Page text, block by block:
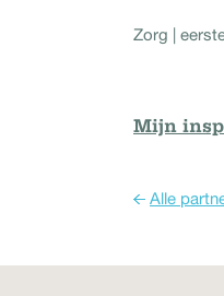
Zorg |
Mijn
Alle